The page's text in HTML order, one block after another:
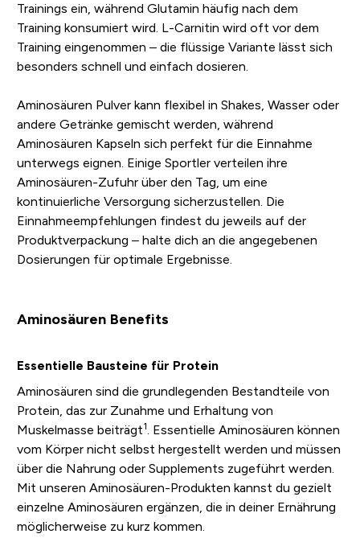
Trainings ein, während Glutamin häufig nach dem
Training konsumiert wird. L-Carnitin wird oft vor dem
Training eingenommen – die flüssige Variante lässt sich
besonders schnell und einfach dosieren.
Aminosäuren Pulver kann flexibel in Shakes, Wasser oder
andere Getränke gemischt werden, während
Aminosäuren Kapseln sich perfekt für die Einnahme
unterwegs eignen. Einige Sportler verteilen ihre
Aminosäuren-Zufuhr über den Tag, um eine
kontinuierliche Versorgung sicherzustellen. Die
Einnahmeempfehlungen findest du jeweils auf der
Produktverpackung – halte dich an die angegebenen
Dosierungen für optimale Ergebnisse.
Aminosäuren Benefits
Essentielle Bausteine für Protein
Aminosäuren sind die grundlegenden Bestandteile von
Protein, das zur Zunahme und Erhaltung von
Muskelmasse beiträgt1
. Essentielle Aminosäuren können
vom Körper nicht selbst hergestellt werden und müssen
über die Nahrung oder Supplements zugeführt werden.
Mit unseren Aminosäuren-Produkten kannst du gezielt
einzelne Aminosäuren ergänzen, die in deiner Ernährung
möglicherweise zu kurz kommen.